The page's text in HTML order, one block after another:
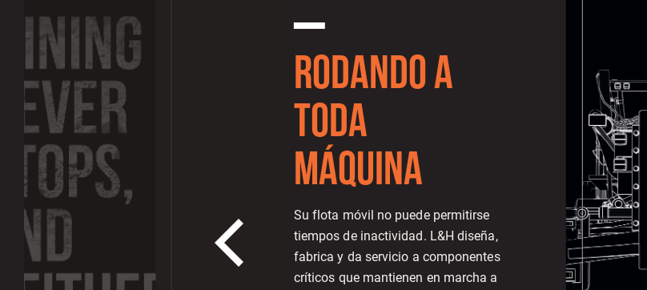
RODANDO A
TODA
MÁQUINA
Su flota móvil no puede permitirse
tiempos de inactividad. L&H diseña,
fabrica y da servicio a componentes
críticos que mantienen en marcha a